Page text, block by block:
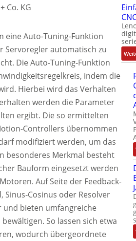
Co. KG
eine Auto-Tuning-Funktion
Servoregler automatisch zu
Die Auto-Tuning-Funktion
indem die
Hierbei wird das Verhalten
werden die Parameter
ergibt. Die so ermittelten
Controllers übernommen
modifiziert werden, um das
besonderes Merkmal besteht
Bauform eingesetzt werden
Auf Seite der Feedback-
Sinus-Cosinus oder Resolver
bieten umfangreiche
So lassen sich etwa
wodurch übergeordnete